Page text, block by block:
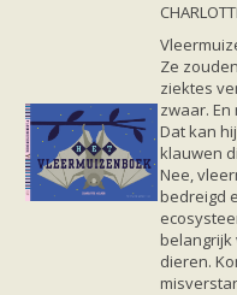
Ze
ziektes
zwaar.
Dat kan
klauwen
Nee,
bedreigd
belangrijk
dieren.